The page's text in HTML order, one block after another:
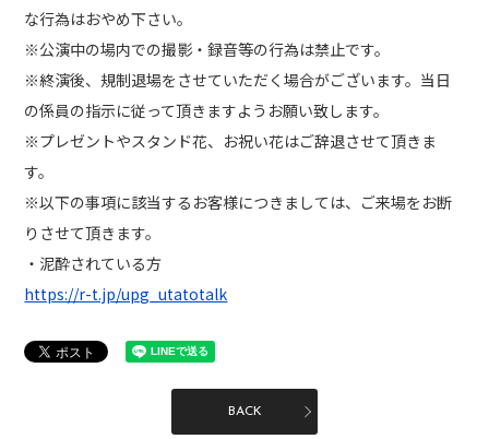
な行為はおやめ下さい。
※公演中の場内での撮影・録音等の行為は禁止です。
※終演後、規制退場をさせていただく場合がございます。当日
の係員の指示に従って頂きますようお願い致します。
※プレゼントやスタンド花、お祝い花はご辞退させて頂きま
す。
※以下の事項に該当するお客様につきましては、ご来場をお断
りさせて頂きます。
・泥酔されている方
https://r-t.jp/upg_utatotalk
BACK